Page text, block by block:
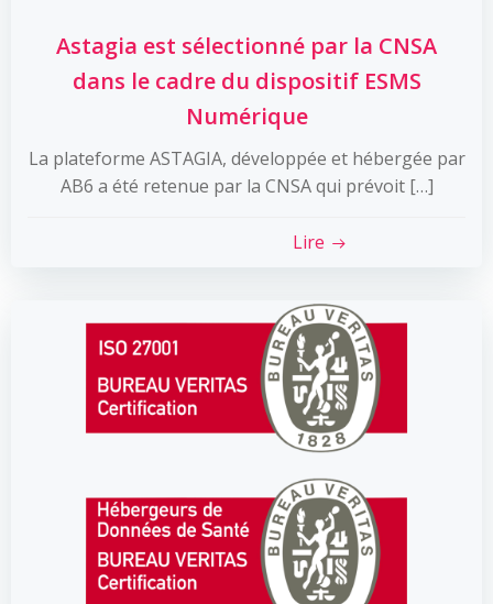
Astagia est sélectionné par la CNSA
dans le cadre du dispositif ESMS
Numérique
La plateforme ASTAGIA, développée et hébergée par
AB6 a été retenue par la CNSA qui prévoit […]
Lire